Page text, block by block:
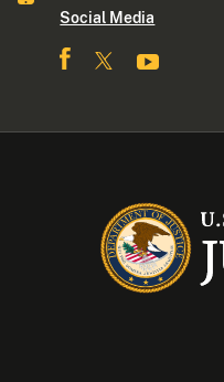
Social Media